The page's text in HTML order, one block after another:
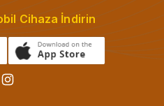
Cihaza İndirin